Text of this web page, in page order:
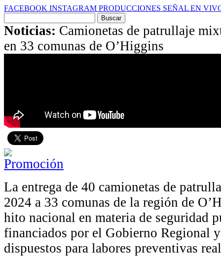
FACEBOOK INSTAGRAM PRODUCCIONES SEÑAL EN
por:
Noticias: Camionetas de patrullaje
en 33 comunas de O’Higgins
La entrega de 40 camionetas de
2024 a 33 comunas de la región de
hito nacional en materia de seguridad
financiados por el Gobierno Regional
dispuestos para labores preventivas